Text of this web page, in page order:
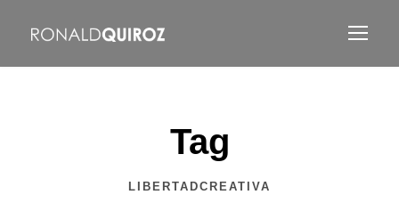
Tag
LIBERTADCREATIVA